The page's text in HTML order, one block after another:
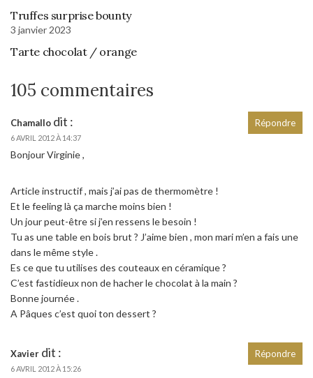
Truffes surprise bounty
3 janvier 2023
Tarte chocolat / orange
105 commentaires
Chamallo dit :
6 AVRIL 2012 À 14:37
Bonjour Virginie ,
Article instructif , mais j’ai pas de thermomètre !
Et le feeling là ça marche moins bien !
Un jour peut-être si j’en ressens le besoin !
Tu as une table en bois brut ? J’aime bien , mon mari m’en a fais une
dans le même style .
Es ce que tu utilises des couteaux en céramique ?
C’est fastidieux non de hacher le chocolat à la main ?
Bonne journée .
A Pâques c’est quoi ton dessert ?
Répondre
Xavier dit :
6 AVRIL 2012 À 15:26
Répondre